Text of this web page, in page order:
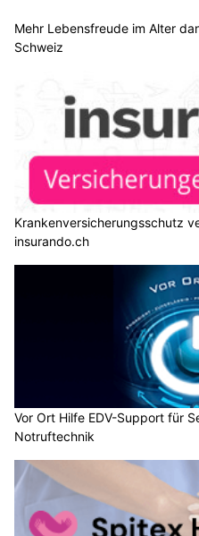
Mehr Lebensfreude im Alter
Schweiz
Krankenversicherungsschutz
insurando.ch
Vor Ort Hilfe EDV-Support für
Notruftechnik